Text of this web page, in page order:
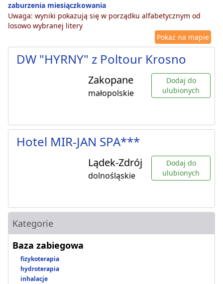
zaburzenia miesiączkowania
Uwaga: wyniki pokazują się w porządku alfabetycznym od
losowo wybranej litery
Pokaż na mapie
DW "HYRNY" z Poltour Krosno
Zakopane
małopolskie
Dodaj do
ulubionych
Hotel MIR-JAN SPA***
Lądek-Zdrój
dolnośląskie
Dodaj do
ulubionych
Kategorie
Baza zabiegowa
fizykoterapia
hydroterapia
inhalacje